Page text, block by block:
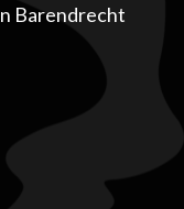
Barendrecht